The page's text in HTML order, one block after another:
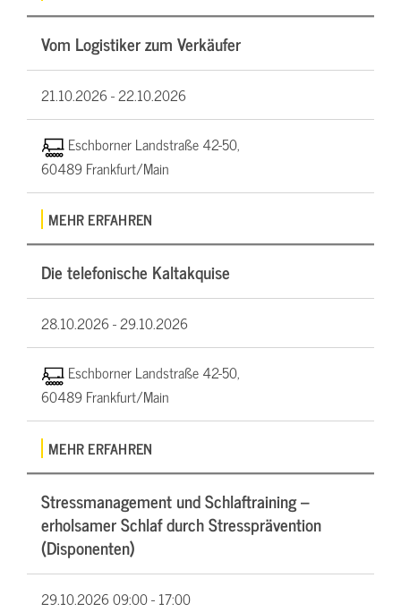
Vom Logistiker zum Verkäufer
21.10.2026 -22.10.2026
Eschborner Landstraße 42-50,
60489 Frankfurt/Main
MEHR ERFAHREN
Die telefonische Kaltakquise
28.10.2026 -29.10.2026
Eschborner Landstraße 42-50,
60489 Frankfurt/Main
MEHR ERFAHREN
Stressmanagement und Schlaftraining –
erholsamer Schlaf durch Stressprävention
(Disponenten)
29.10.202609:00 - 17:00